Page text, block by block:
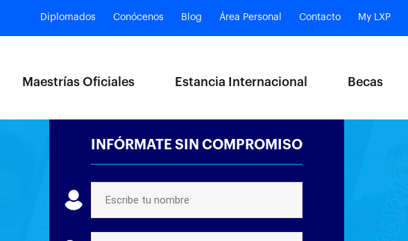
Diplomados Conócenos Blog Área Personal Contacto My LXP
Maestrías Oficiales Estancia Internacional Becas
INFÓRMATE SIN COMPROMISO